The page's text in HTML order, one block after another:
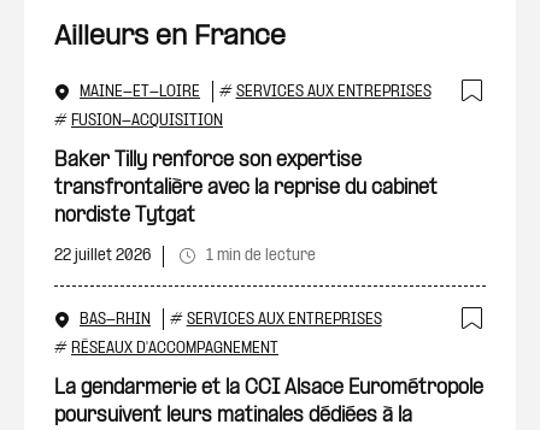
Ailleurs en France
MAINE-ET-LOIRE # SERVICES AUX ENTREPRISES
# FUSION-ACQUISITION
Baker Tilly renforce son expertise
transfrontalière avec la reprise du cabinet
nordiste Tytgat
22 juillet 2026 1 min de lecture
BAS-RHIN # SERVICES AUX ENTREPRISES
# RÉSEAUX D'ACCOMPAGNEMENT
La gendarmerie et la CCI Alsace Eurométropole
poursuivent leurs matinales dédiées à la